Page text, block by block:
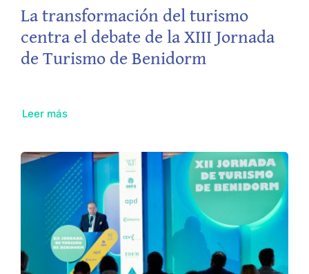
La transformación del turismo
centra el debate de la XIII Jornada
de Turismo de Benidorm
Leer más